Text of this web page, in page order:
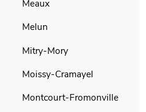
Meaux
Melun
Mitry-Mory
Moissy-Cramayel
Montcourt-Fromonville